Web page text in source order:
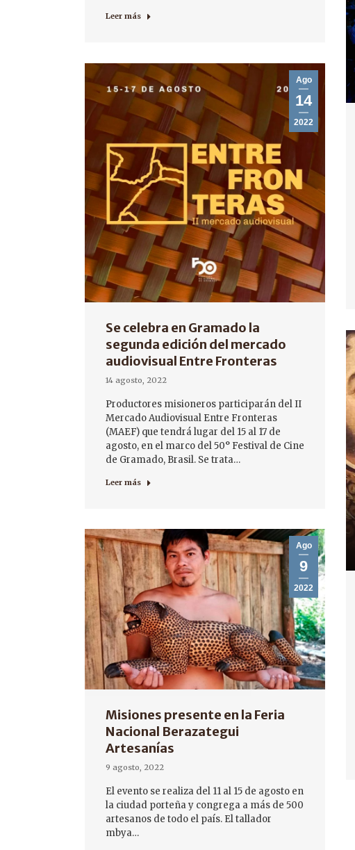
Leer más
Ago
14
2022
Se celebra en Gramado la
segunda edición del mercado
audiovisual Entre Fronteras
14 agosto, 2022
Productores misioneros participarán del II
Mercado Audiovisual Entre Fronteras
(MAEF) que tendrá lugar del 15 al 17 de
agosto, en el marco del 50° Festival de Cine
de Gramado, Brasil. Se trata…
Leer más
Ago
9
2022
Misiones presente en la Feria
Nacional Berazategui
Artesanías
9 agosto, 2022
El evento se realiza del 11 al 15 de agosto en
la ciudad porteña y congrega a más de 500
artesanos de todo el país. El tallador
mbya…